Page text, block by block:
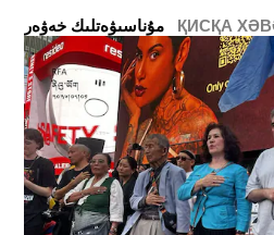
ҚИСҚА